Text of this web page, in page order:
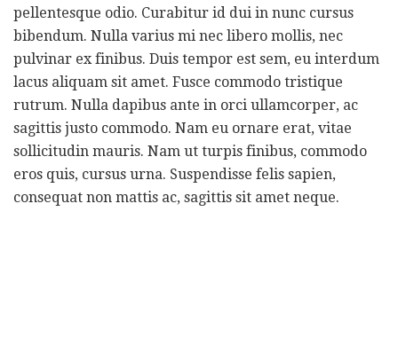
pellentesque odio. Curabitur id dui in nunc cursus
bibendum. Nulla varius mi nec libero mollis, nec
pulvinar ex finibus. Duis tempor est sem, eu interdum
lacus aliquam sit amet. Fusce commodo tristique
rutrum. Nulla dapibus ante in orci ullamcorper, ac
sagittis justo commodo. Nam eu ornare erat, vitae
sollicitudin mauris. Nam ut turpis finibus, commodo
eros quis, cursus urna. Suspendisse felis sapien,
consequat non mattis ac, sagittis sit amet neque.